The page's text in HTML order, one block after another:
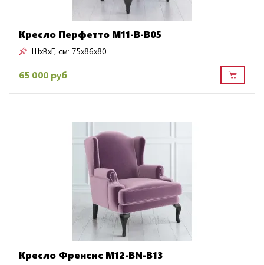
Кресло Перфетто M11-B-B05
ШxВxГ, см: 75x86x80
65 000 руб
Кресло Френсис M12-BN-B13